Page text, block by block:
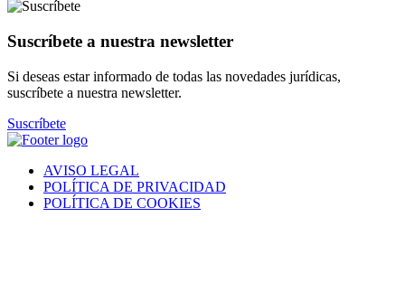
Suscríbete a nuestra newsletter
Si deseas estar informado de todas las novedades jurídicas,
suscríbete a nuestra newsletter.
Suscríbete
AVISO LEGAL
POLÍTICA DE PRIVACIDAD
POLÍTICA DE COOKIES